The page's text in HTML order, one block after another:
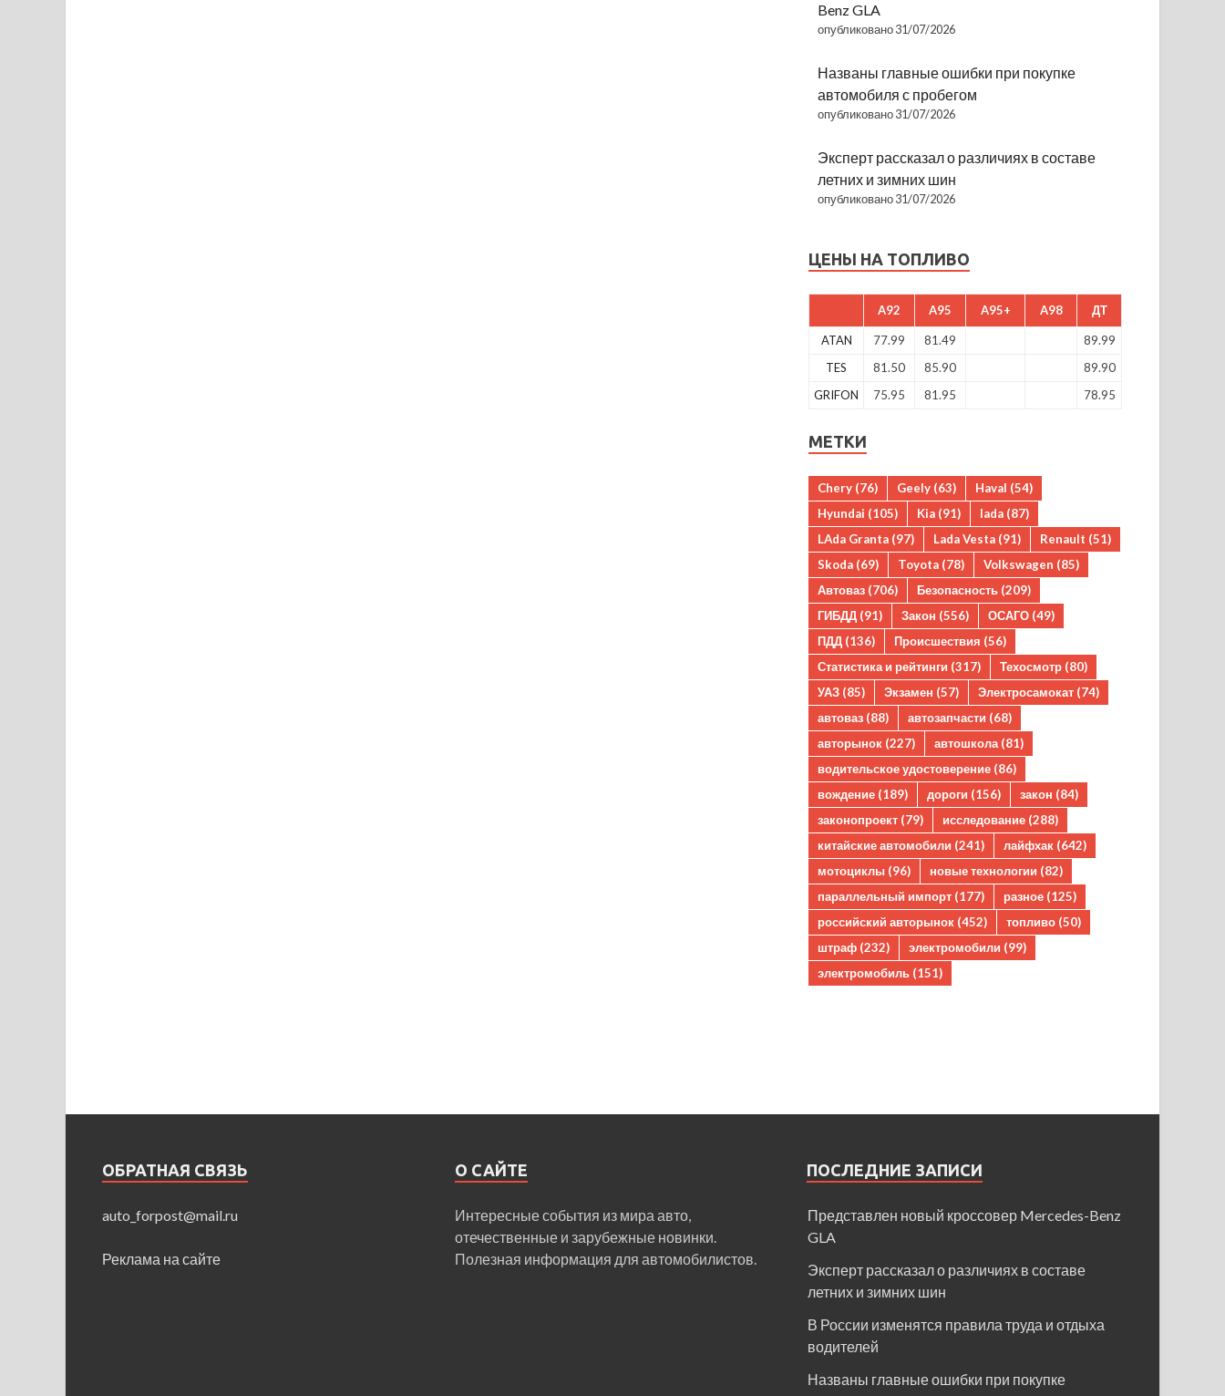
Benz GLA
опубликовано 31/07/2026
Названы главные ошибки при покупке
автомобиля с пробегом
опубликовано 31/07/2026
Эксперт рассказал о различиях в составе
летних и зимних шин
опубликовано 31/07/2026
ЦЕНЫ НА ТОПЛИВО
A92 A95 A95+ A98 ДТ
ATAN 77.99 81.49
89.99
TES
81.50 85.90
89.90
GRIFON
75.95 81.95 78.95
МЕТКИ
Chery (76) Geely (63) Haval (54)
Hyundai (105) Kia (91) lada (87)
LAda Granta (97) Lada Vesta (91) Renault (51)
Skoda (69) Toyota (78) Volkswagen (85)
Автоваз (706) Безопасность (209)
ГИБДД (91) Закон (556) ОСАГО (49)
ПДД (136) Происшествия (56)
Статистика и рейтинги (317) Техосмотр (80)
УАЗ (85) Экзамен (57) Электросамокат (74)
автоваз (88) автозапчасти (68)
авторынок (227) автошкола (81)
водительское удостоверение (86)
вождение (189) дороги (156) закон (84)
законопроект (79) исследование (288)
китайские автомобили (241) лайфхак (642)
мотоциклы (96) новые технологии (82)
параллельный импорт (177) разное (125)
российский авторынок (452) топливо (50)
штраф (232) электромобили (99)
электромобиль (151)
ОБРАТНАЯ СВЯЗЬ
auto_forpost@mail.ru
Реклама на сайте
О САЙТЕ
Интересные события из мира авто,
отечественные и зарубежные новинки.
Полезная информация для автомобилистов.
ПОСЛЕДНИЕ ЗАПИСИ
Представлен новый кроссовер Mercedes-Benz
GLA
Эксперт рассказал о различиях в составе
летних и зимних шин
В России изменятся правила труда и отдыха
водителей
Названы главные ошибки при покупке